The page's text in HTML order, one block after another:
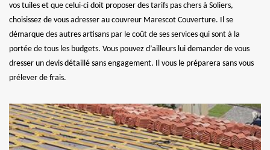
vos tuiles et que celui-ci doit proposer des tarifs pas chers à Soliers,
choisissez de vous adresser au couvreur Marescot Couverture. Il se
démarque des autres artisans par le coût de ses services qui sont à la
portée de tous les budgets. Vous pouvez d’ailleurs lui demander de vous
dresser un devis détaillé sans engagement. Il vous le préparera sans vous
prélever de frais.